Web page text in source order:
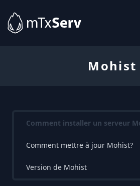
Mohist
Comment installer un serveur
Comment mettre à jour Mohist?
Version de Mohist